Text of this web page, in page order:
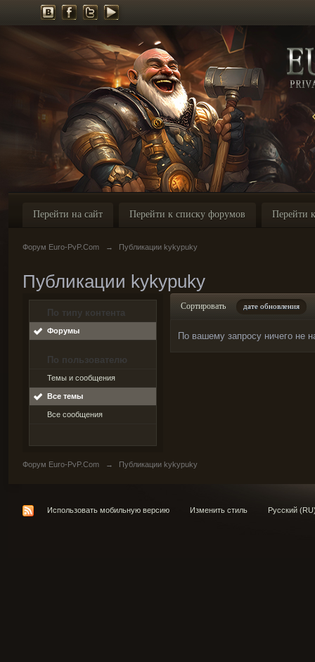
Перейти на сайт Перейти к списку форумов Перейти
Форум Euro-PvP.Com → Публикации kykypuky
Публикации kykypuky
По типу контента
Форумы
По пользователю
Темы и сообщения
Все темы
Все сообщения
Сортировать дате обновления
По вашему запросу ничего не
Форум Euro-PvP.Com → Публикации kykypuky
Использовать мобильную версию Изменить стиль Русский